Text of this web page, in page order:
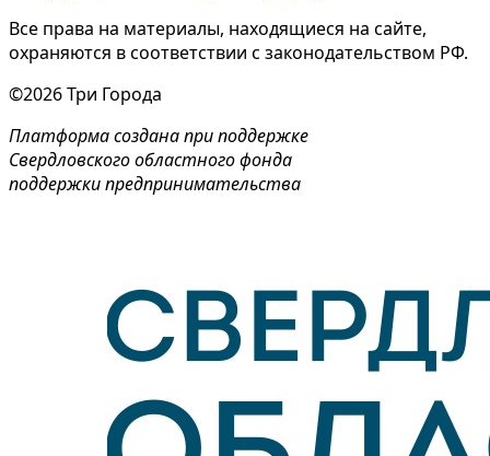
Все права на материалы, находящиеся на сайте,
охраняются в соответствии с законодательством РФ.
©2026 Три Города
Платформа создана при поддержке
Свердловского областного фонда
поддержки предпринимательства